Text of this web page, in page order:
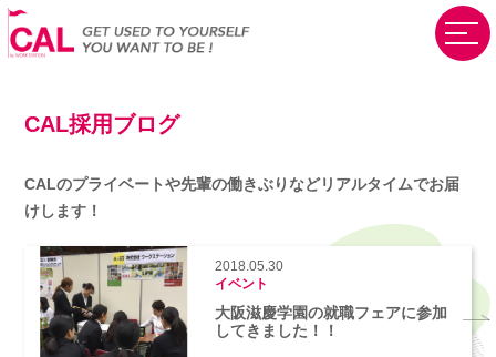
CAL採用ブログ
CALのプライベートや先輩の働きぶりなどリアルタイムでお届
けします！
2018.05.30
イベント
大阪滋慶学園の就職フェアに参加
してきました！！